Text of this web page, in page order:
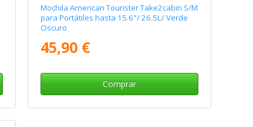
Mochila American Tourister Take2cabin S/M
para Portátiles hasta 15.6"/ 26.5L/ Verde
Oscuro
45,90 €
Comprar